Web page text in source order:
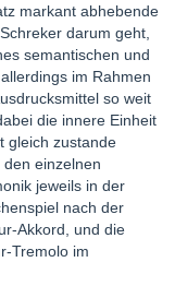
markant abhebende
darum geht,
semantischen und
im Rahmen
so weit
die innere Einheit
gleich zustande
einzelnen
jeweils in der
nach der
Akkord, und die
Tremolo im